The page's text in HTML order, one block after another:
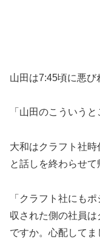
山田は7:45頃に悪び
「山田のこういう
大和はクラフト社
と話しを終わらせて
「クラフト社にも
収された側の社員
ですか。心配して